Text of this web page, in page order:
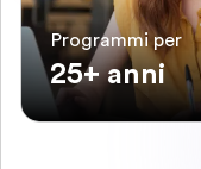
Programmi per
25+ anni